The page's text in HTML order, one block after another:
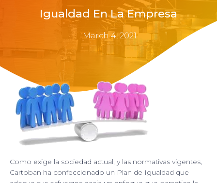
Igualdad En La Empresa
March 4, 2021
Como exige la sociedad actual, y las normativas vigentes,
Cartoban ha confeccionado un Plan de Igualdad que